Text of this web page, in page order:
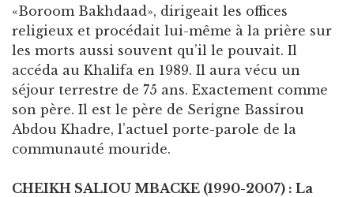
«Boroom Bakhdaad», dirigeait les offices
religieux et procédait lui-même à la prière sur
les morts aussi souvent qu’il le pouvait. Il
accéda au Khalifa en 1989. Il aura vécu un
séjour terrestre de 75 ans. Exactement comme
son père. Il est le père de Serigne Bassirou
Abdou Khadre, l’actuel porte-parole de la
communauté mouride.
CHEIKH SALIOU MBACKE (1990-2007) : La